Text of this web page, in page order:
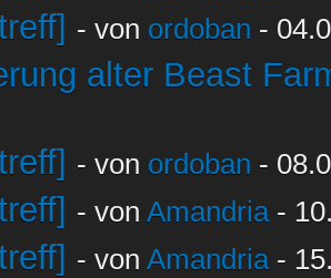
- von ordoban -
alter Beast
- von ordoban -
- von Amandria-
- von Amandria-